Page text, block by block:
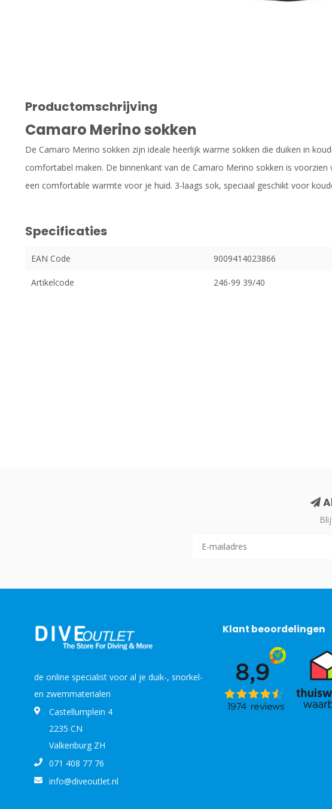
Productomschrijving
Camaro Merino sokken
De Camaro Merino sokken zijn ideale heerlijk warme sokken die duiken in
comfortabel maken. De binnenkant van de Camaro Merino sokken is
een comfortable warmte voor je huid. 3-laags sok, speciaal geschikt voor
Specificaties
EAN Code 9009414023866
Artikelcode 246-99 39/40
de online specialist voor al je duik-, snorkel-
en zwemmaterialen
Castellumplein 4
2235 CN
Valkenburg ZH
071 408 77 76
info@diveoutlet.nl
Klant beoordelingen